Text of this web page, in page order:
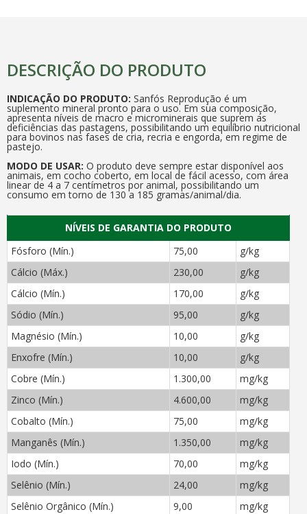
DESCRIÇÃO DO PRODUTO
INDICAÇÃO DO PRODUTO: Sanfós Reprodução é um
suplemento mineral pronto para o uso. Em sua composição,
apresenta níveis de macro e microminerais que suprem as
deficiências das pastagens, possibilitando um equilíbrio nutricional
para bovinos nas fases de cria, recria e engorda, em regime de
pastejo.
MODO DE USAR: O produto deve sempre estar disponível aos
animais, em cocho coberto, em local de fácil acesso, com área
linear de 4 a 7 centímetros por animal, possibilitando um
consumo em torno de 130 a 185 gramas/animal/dia.
NÍVEIS DE GARANTIA DO PRODUTO
Fósforo (Mín.)
75,00
g/kg
Cálcio (Máx.)
230,00
g/kg
Cálcio (Mín.)
170,00
g/kg
Sódio (Mín.)
95,00
g/kg
Magnésio (Mín.)
10,00
g/kg
Enxofre (Mín.)
10,00
g/kg
Cobre (Mín.)
1.300,00
mg/kg
Zinco (Mín.)
4.600,00
mg/kg
Cobalto (Mín.)
75,00
mg/kg
Manganês (Mín.)
1.350,00
mg/kg
Iodo (Mín.)
70,00
mg/kg
Selênio (Mín.)
24,00
mg/kg
Selênio Orgânico (Mín.)
9,00
mg/kg